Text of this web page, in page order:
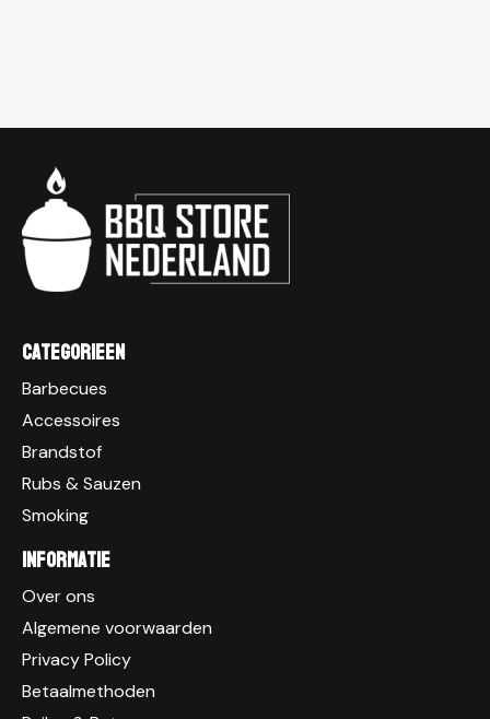
Categorieen
Barbecues
Accessoires
Brandstof
Rubs & Sauzen
Smoking
Informatie
Over ons
Algemene voorwaarden
Privacy Policy
Betaalmethoden